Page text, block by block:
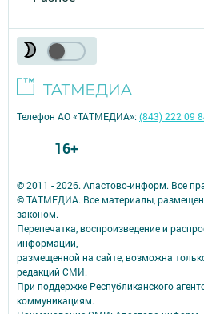
© 2011 - 2026. Апастово-информ. Все
© ТАТМЕДИА. Все материалы,
законом.
Перепечатка, воспроизведение и
информации,
размещенной на сайте, возможна
редакций СМИ.
При поддержке Республиканского
коммуникациям.
Телефон АО «ТАТМЕДИА»:(843) 222 09
16+